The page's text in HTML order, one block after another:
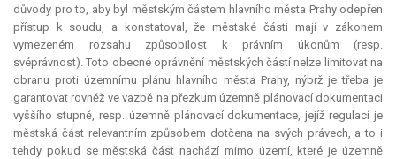
důvody pro to, aby byl městským částem hlavního města Prahy odepřen
přístup k soudu, a konstatoval, že městské části mají v zákonem
vymezeném rozsahu způsobilost k právním úkonům (resp.
svéprávnost). Toto obecné oprávnění městských částí nelze limitovat na
obranu proti územnímu plánu hlavního města Prahy, nýbrž je třeba je
garantovat rovněž ve vazbě na přezkum územně plánovací dokumentaci
vyššího stupně, resp. územně plánovací dokumentace, jejíž regulací je
městská část relevantním způsobem dotčena na svých právech, a to i
tehdy pokud se městská část nachází mimo území, které je územně